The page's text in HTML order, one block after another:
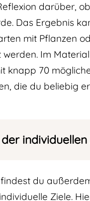
darüber,
Das Ergebnis
mit Pflanzen
werden. Im
knapp 70
die du beliebig
du
Ziele.